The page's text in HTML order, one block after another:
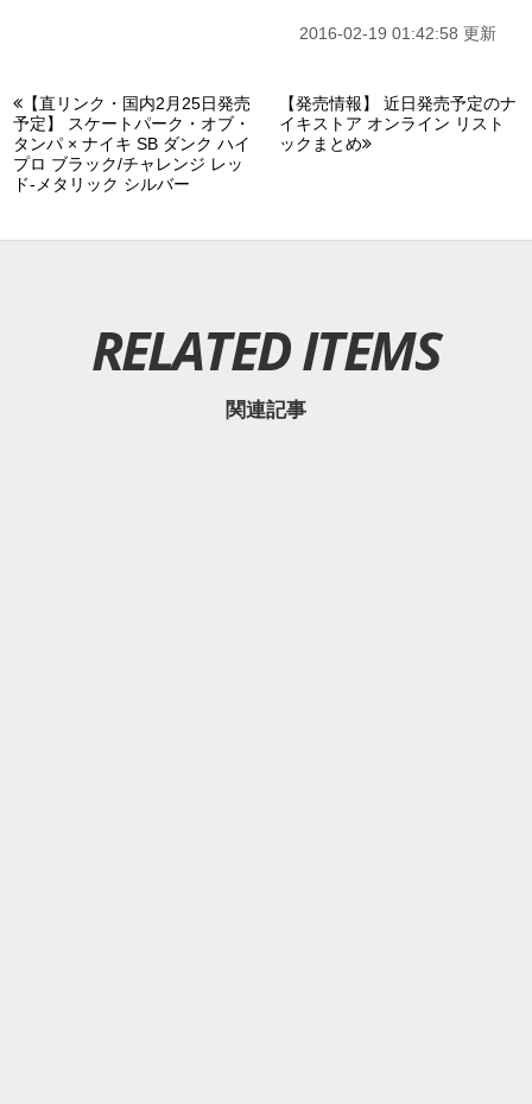
2016-02-19 01:42:58 更新
【直リンク・国内2月25日発売
予定】 スケートパーク・オブ・
タンパ × ナイキ SB ダンク ハイ
プロ ブラック/チャレンジ レッ
ド-メタリック シルバー
【発売情報】 近日発売予定のナ
イキストア オンライン リスト
ックまとめ
RELATED ITEMS
関連記事